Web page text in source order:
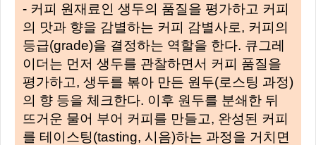
- 커피 원재료인 생두의 품질을 평가하고 커피
의 맛과 향을 감별하는 커피 감별사로, 커피의
등급(grade)을 결정하는 역할을 한다. 큐그레
이더는 먼저 생두를 관찰하면서 커피 품질을
평가하고, 생두를 볶아 만든 원두(로스팅 과정)
의 향 등을 체크한다. 이후 원두를 분쇄한 뒤
뜨거운 물어 부어 커피를 만들고, 완성된 커피
를 테이스팅(tasting, 시음)하는 과정을 거치면